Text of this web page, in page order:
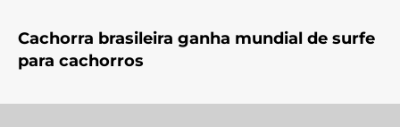
Cachorra brasileira ganha mundial de surfe
para cachorros